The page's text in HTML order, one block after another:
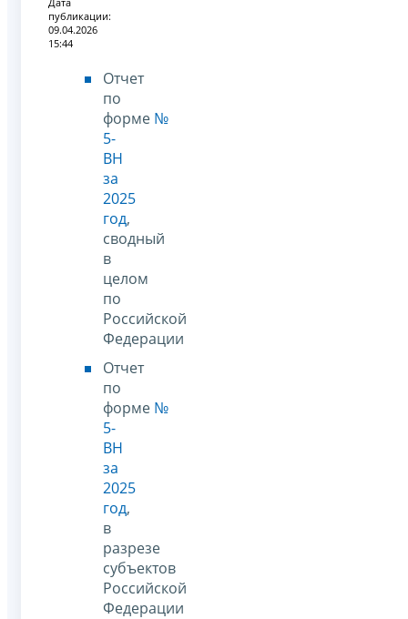
публикации:
09.04.2026
15:44
Отчет
по
форме №
5-
ВН
за
2025
год,
сводный
в
целом
по
Российской
Федерации
Отчет
по
форме №
5-
ВН
за
2025
год,
в
разрезе
субъектов
Российской
Федерации